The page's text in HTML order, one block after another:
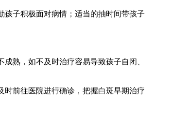
子积极面对病情；适当的抽时间带孩子
熟，如不及时治疗容易导致孩子自闭、
前往医院进行确诊，把握白斑早期治疗